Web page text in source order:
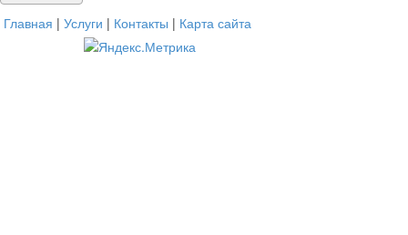
Главная | Услуги | Контакты | Карта сайта